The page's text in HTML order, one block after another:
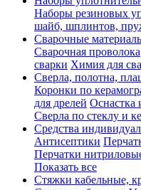
Наборы резиновых
шайб, шплинтов,
Сварочные
Сварочная проволока
сварки Химия для
Сверла, полотна,
Коронки по
для дрелей Оснастка
Сверла по стеклу и
Средства
Антисептики
Перчатки
Показать все
Стяжки кабельные,